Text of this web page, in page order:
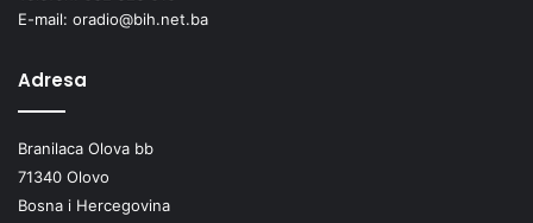
E-mail: oradio@bih.net.ba
Adresa
Branilaca Olova bb
71340 Olovo
Bosna i Hercegovina